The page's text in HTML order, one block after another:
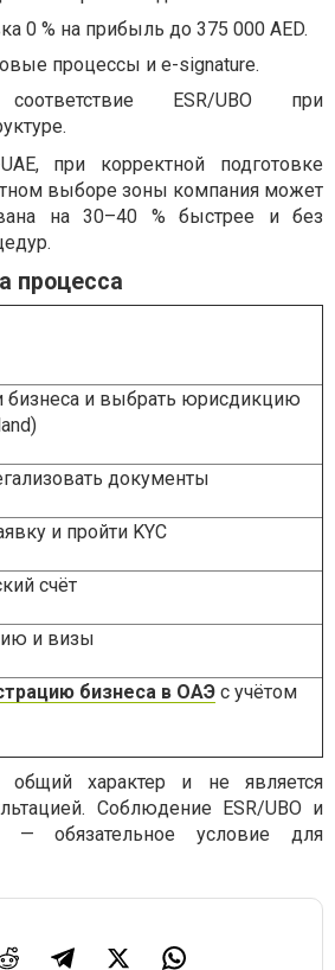
0 % на прибыль до 375 000 AED.
процессы и e-signature.
ESR/UBO при
при корректной подготовке
выборе зоны компания может
на 30–40 % быстрее и без
процесса
бизнеса и выбрать юрисдикцию
документы
и пройти KYC
счёт
и визы
бизнеса в ОАЭ с учётом
общий характер и не является
Соблюдение ESR/UBO и
— обязательное условие для